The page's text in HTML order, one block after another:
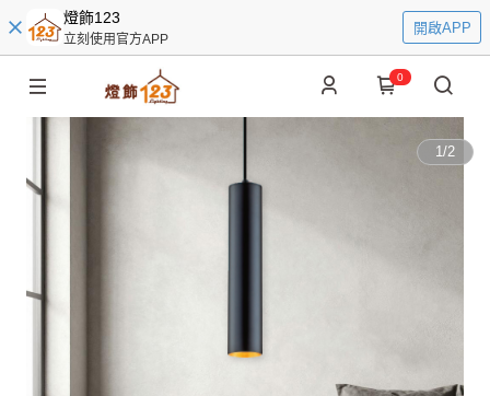
燈飾123
立刻使用官方APP
開啟APP
0
1/2